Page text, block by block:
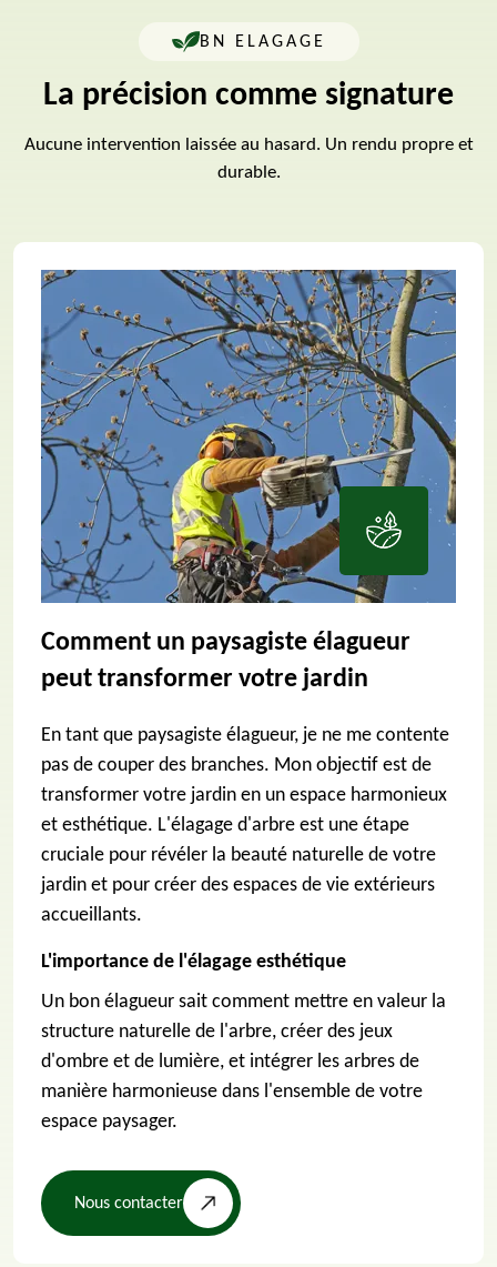
BN ELAGAGE
La précision comme signature
Aucune intervention laissée au hasard. Un rendu propre et
durable.
Comment un paysagiste élagueur
peut transformer votre jardin
En tant que paysagiste élagueur, je ne me contente
pas de couper des branches. Mon objectif est de
transformer votre jardin en un espace harmonieux
et esthétique. L'élagage d'arbre est une étape
cruciale pour révéler la beauté naturelle de votre
jardin et pour créer des espaces de vie extérieurs
accueillants.
L'importance de l'élagage esthétique
Un bon élagueur sait comment mettre en valeur la
structure naturelle de l'arbre, créer des jeux
d'ombre et de lumière, et intégrer les arbres de
manière harmonieuse dans l'ensemble de votre
espace paysager.
Nous contacter